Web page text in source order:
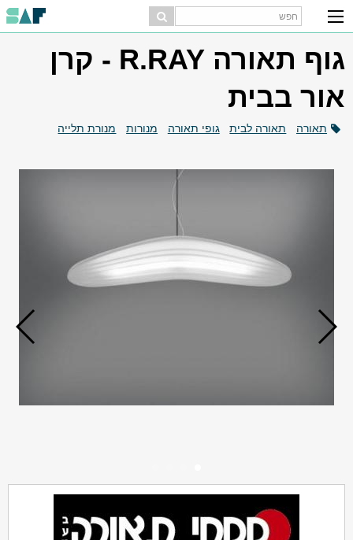
גוף תאורה R.RAY - קרן
אור בבית
תאורה תאורה לבית גופי תאורה מנורות מנורת תלייה